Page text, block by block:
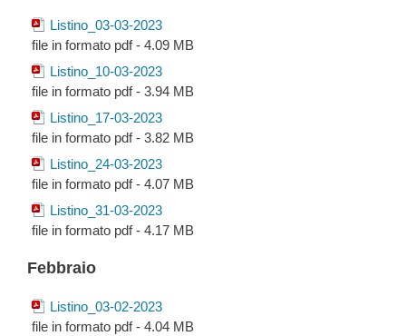
Listino_03-03-2023
file in formato pdf - 4.09 MB
Listino_10-03-2023
file in formato pdf - 3.94 MB
Listino_17-03-2023
file in formato pdf - 3.82 MB
Listino_24-03-2023
file in formato pdf - 4.07 MB
Listino_31-03-2023
file in formato pdf - 4.17 MB
Febbraio
Listino_03-02-2023
file in formato pdf - 4.04 MB